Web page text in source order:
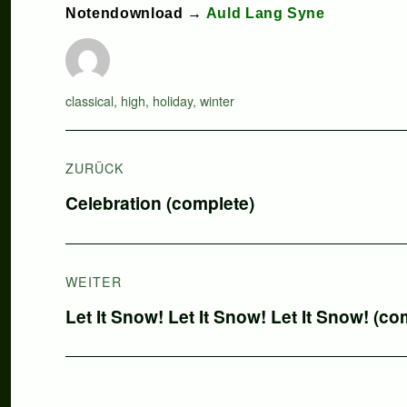
Notendownload → Auld Lang Syne
Autor
Schlagwörter
classical, high, holiday, winter
ZURÜCK
Vorheriger
Celebration (complete)
WEITER
Nächster
Let It Snow! Let It Snow! Let It Snow!